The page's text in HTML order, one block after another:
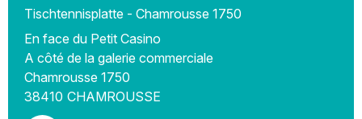
Tischtennisplatte - Chamrousse 1750
En face du Petit Casino
A côté de la galerie commerciale
Chamrousse 1750
38410 CHAMROUSSE